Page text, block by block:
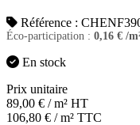
Référence :
Éco-participation : 0,16 € /
En stock
Prix unitaire
89,00 € / m² HT
106,80 € / m² TTC